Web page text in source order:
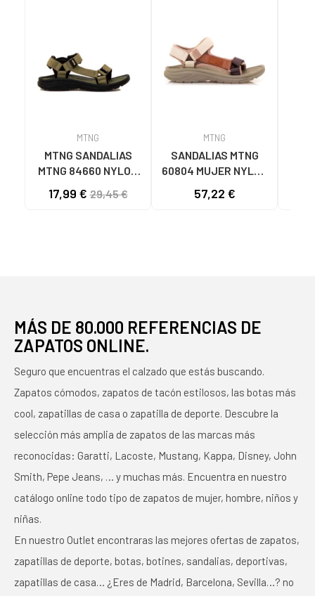
MTNG
MTNG SANDALIAS
MTNG 84660 NYLON
C59785 - - NYLON
17,99 €29,45 €
MTNG
SANDALIAS MTNG
60804 MUJER NYLON
TAUPE C59615 - -
57,22 €
MÁS DE 80.000 REFERENCIAS DE
ZAPATOS ONLINE.
Seguro que encuentras el calzado que estás buscando.
Zapatos cómodos, zapatos de tacón estilosos, las botas más
cool, zapatillas de casa o zapatilla de deporte. Descubre la
selección más amplia de zapatos de las marcas más
reconocidas: Garatti, Lacoste, Mustang, Kappa, Disney, John
Smith, Pepe Jeans, … y muchas más. Encuentra en nuestro
catálogo online todo tipo de zapatos de mujer, hombre, niños y
niñas.
En nuestro Outlet encontraras las mejores ofertas de zapatos,
zapatillas de deporte, botas, botines, sandalias, deportivas,
zapatillas de casa… ¿Eres de Madrid, Barcelona, Sevilla…? no